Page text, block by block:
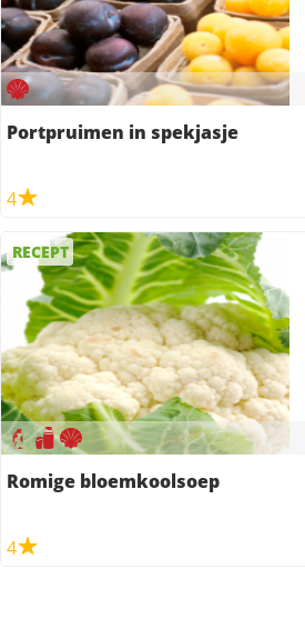
Portpruimen in spekjasje
4
RECEPT
Romige bloemkoolsoep
4